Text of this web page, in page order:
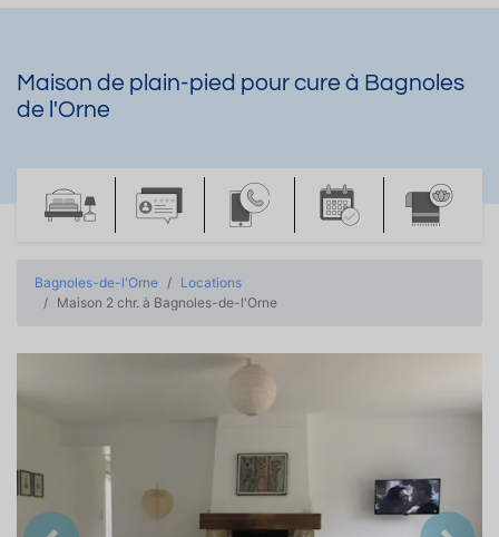
Maison de plain-pied pour cure à Bagnoles
de l'Orne
Bagnoles-de-l'Orne
Locations
Maison 2 chr. à Bagnoles-de-l'Orne